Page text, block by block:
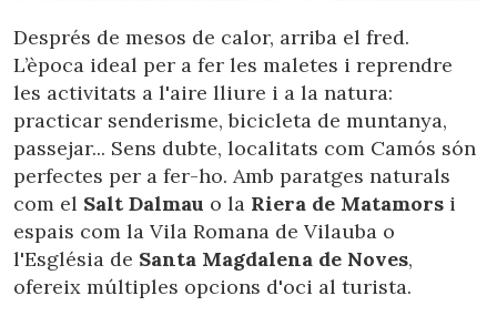
Després de mesos de calor, arriba el fred.
L’època ideal per a fer les maletes i reprendre
les activitats a l'aire lliure i a la natura:
practicar senderisme, bicicleta de muntanya,
passejar... Sens dubte, localitats com Camós són
perfectes per a fer-ho. Amb paratges naturals
com el Salt Dalmau o la Riera de Matamors i
espais com la Vila Romana de Vilauba o
l'Església de Santa Magdalena de Noves,
ofereix múltiples opcions d'oci al turista.